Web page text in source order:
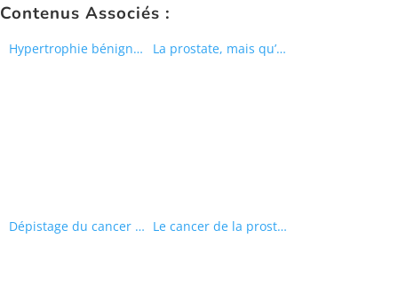
Contenus Associés :
Hypertrophie bénigne de la prostate La prostate, mais qu’est-ce que c’est ?
Dépistage du cancer de la prostate Le cancer de la prostate